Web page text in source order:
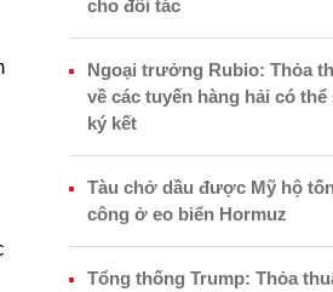
cho đối tác
Ngoại trưởng Rubio: Thỏa
về các tuyến hàng hải có
ký kết
Tàu chở dầu được Mỹ hộ
công ở eo biển Hormuz
Tổng thống Trump: Thỏa